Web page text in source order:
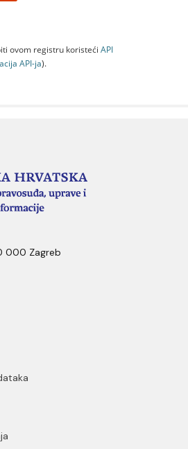
ovom registru koristeći API
API-jа).